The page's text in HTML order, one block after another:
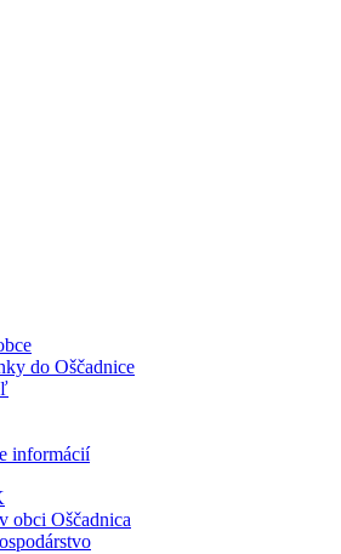
do Oščadnice
informácií
obci Oščadnica